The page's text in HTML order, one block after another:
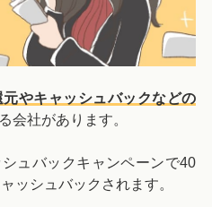
やキャッシュバックなどの
会社があります。
ュバックキャンペーンで40
ッシュバックされます。